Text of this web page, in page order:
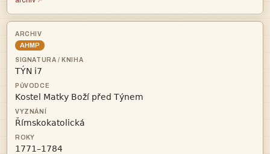
AHMP



